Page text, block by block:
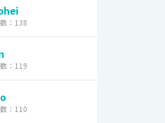
：138
：119
：110